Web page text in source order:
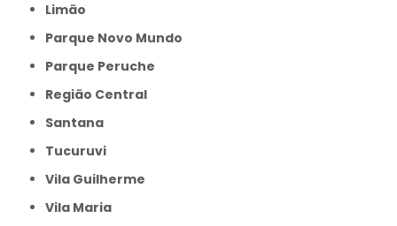
Limão
Parque Novo Mundo
Parque Peruche
Região Central
Santana
Tucuruvi
Vila Guilherme
Vila Maria